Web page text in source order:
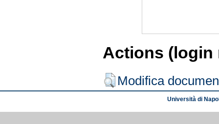
Actions (login
Modifica
Università di